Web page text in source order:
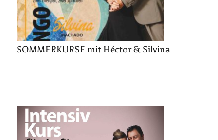
SOMMERKURSE mit Héctor & Silvina